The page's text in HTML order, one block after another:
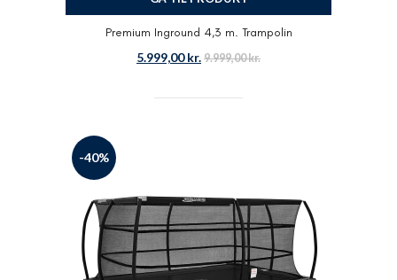
Premium Inground 4,3 m. Trampolin
5.999,00kr. 9.999,00kr.
-40%